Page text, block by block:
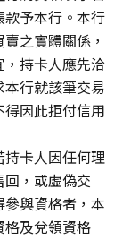
予本行。本行
之實體關係，
持卡人應先洽
行就該筆交易
因此拒付信用
卡人因任何理
，或虛偽交
與資格者，本
及兌領資格